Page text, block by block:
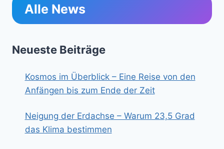
Alle News
Neueste Beiträge
Kosmos im Überblick – Eine Reise von den
Anfängen bis zum Ende der Zeit
Neigung der Erdachse – Warum 23,5 Grad
das Klima bestimmen